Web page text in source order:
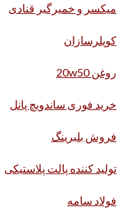
میکسر و خمیرگیر قنادی
کوپلرسازان
روغن 20w50
خرید فوری ساندویچ پانل
فروش بلبرینگ
تولید کننده پالت پلاستیکی
فولاد سامه